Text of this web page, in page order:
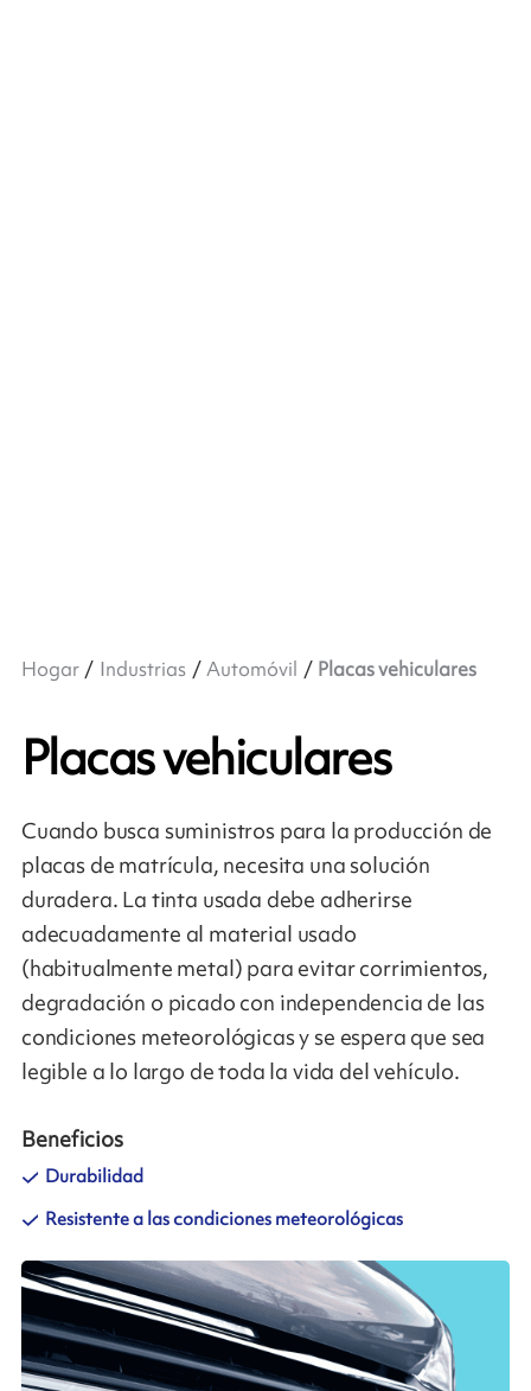
Hogar Industrias Automóvil Placas vehiculares
Placas vehiculares
Cuando busca suministros para la producción de
placas de matrícula, necesita una solución
duradera. La tinta usada debe adherirse
adecuadamente al material usado
(habitualmente metal) para evitar corrimientos,
degradación o picado con independencia de las
condiciones meteorológicas y se espera que sea
legible a lo largo de toda la vida del vehículo.
Beneficios
Durabilidad
Resistente a las condiciones meteorológicas